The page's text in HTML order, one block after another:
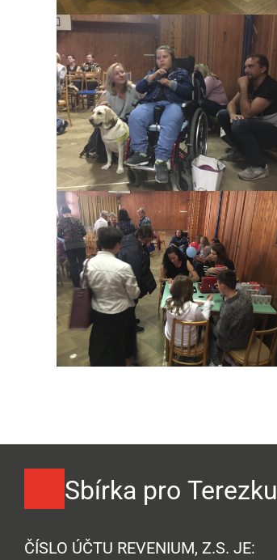
Sbírka pro Terezku
ČÍSLO ÚČTU REVENIUM, Z.S. JE: